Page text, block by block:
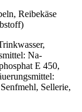
Reibekäse
Na-
E 450,
Sellerie,